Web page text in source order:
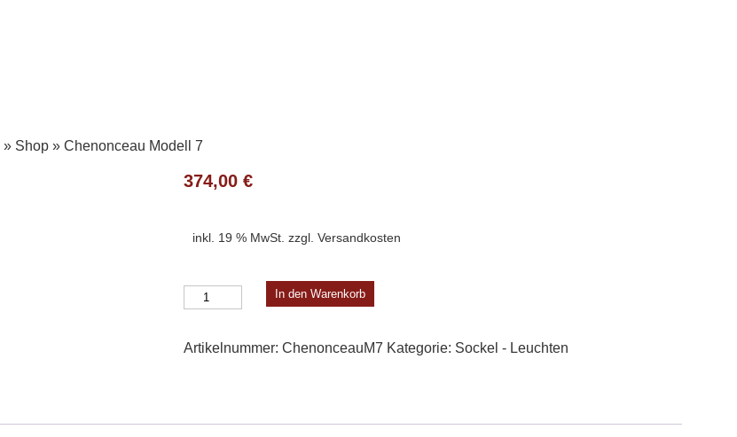
» Shop» Chenonceau Modell 7
374,00 €
inkl. 19 % MwSt. zzgl. Versandkosten
Chenonceau
Modell
Menge
In den Warenkorb
Artikelnummer: ChenonceauM7 Kategorie: Sockel - Leuchten